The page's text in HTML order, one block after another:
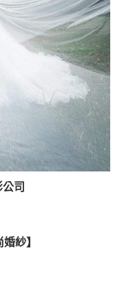
司
紗】